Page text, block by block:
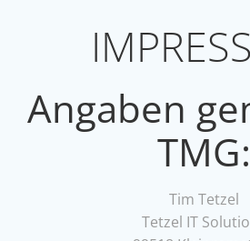
Angaben
TMG:
Tim Tetzel
Tetzel IT